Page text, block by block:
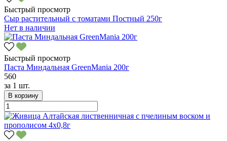
Быстрый просмотр
Сыр растительный с томатами Постный 250г
Нет в наличии
Быстрый просмотр
Паста Миндальная GreenMania 200г
560
за 1 шт.
В корзину